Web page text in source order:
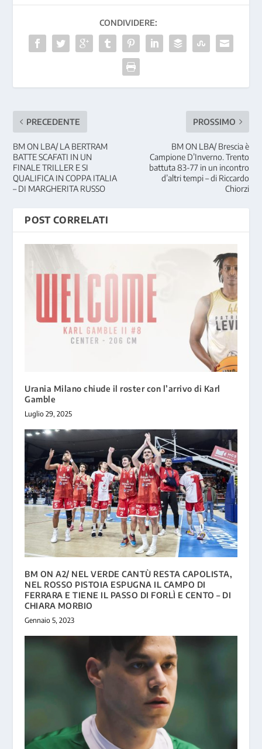
CONDIVIDERE:
PRECEDENTE
BM ON LBA/ LA BERTRAM
BATTE SCAFATI IN UN
FINALE TRILLER E SI
QUALIFICA IN COPPA ITALIA
– DI MARGHERITA RUSSO
PROSSIMO
BM ON LBA/ Brescia è
Campione D’Inverno. Trento
battuta 83-77 in un incontro
d’altri tempi – di Riccardo
Chiorzi
POST CORRELATI
Urania Milano chiude il roster con l’arrivo di Karl
Gamble
Luglio 29, 2025
BM ON A2/ NEL VERDE CANTÙ RESTA CAPOLISTA,
NEL ROSSO PISTOIA ESPUGNA IL CAMPO DI
FERRARA E TIENE IL PASSO DI FORLÌ E CENTO – DI
CHIARA MORBIO
Gennaio 5, 2023